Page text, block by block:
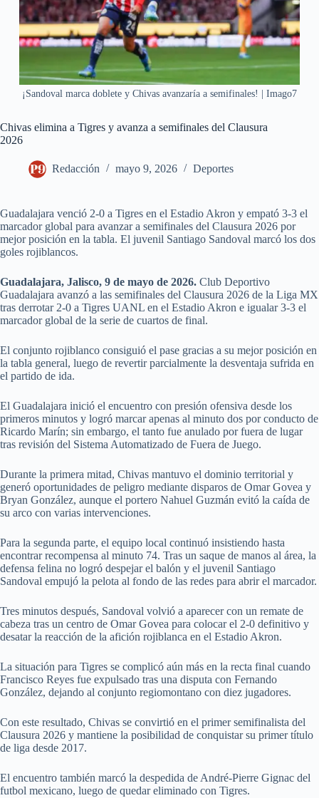
¡Sandoval marca doblete y Chivas avanzaría a semifinales! | Imago7
Chivas elimina a Tigres y avanza a semifinales del Clausura
2026
Redacción mayo 9, 2026 Deportes
Guadalajara venció 2-0 a Tigres en el Estadio Akron y empató 3-3 el
marcador global para avanzar a semifinales del Clausura 2026 por
mejor posición en la tabla. El juvenil Santiago Sandoval marcó los dos
goles rojiblancos.
Guadalajara, Jalisco, 9 de mayo de 2026. Club Deportivo
Guadalajara avanzó a las semifinales del Clausura 2026 de la Liga MX
tras derrotar 2-0 a Tigres UANL en el Estadio Akron e igualar 3-3 el
marcador global de la serie de cuartos de final.
El conjunto rojiblanco consiguió el pase gracias a su mejor posición en
la tabla general, luego de revertir parcialmente la desventaja sufrida en
el partido de ida.
El Guadalajara inició el encuentro con presión ofensiva desde los
primeros minutos y logró marcar apenas al minuto dos por conducto de
Ricardo Marín; sin embargo, el tanto fue anulado por fuera de lugar
tras revisión del Sistema Automatizado de Fuera de Juego.
Durante la primera mitad, Chivas mantuvo el dominio territorial y
generó oportunidades de peligro mediante disparos de Omar Govea y
Bryan González, aunque el portero Nahuel Guzmán evitó la caída de
su arco con varias intervenciones.
Para la segunda parte, el equipo local continuó insistiendo hasta
encontrar recompensa al minuto 74. Tras un saque de manos al área, la
defensa felina no logró despejar el balón y el juvenil Santiago
Sandoval empujó la pelota al fondo de las redes para abrir el marcador.
Tres minutos después, Sandoval volvió a aparecer con un remate de
cabeza tras un centro de Omar Govea para colocar el 2-0 definitivo y
desatar la reacción de la afición rojiblanca en el Estadio Akron.
La situación para Tigres se complicó aún más en la recta final cuando
Francisco Reyes fue expulsado tras una disputa con Fernando
González, dejando al conjunto regiomontano con diez jugadores.
Con este resultado, Chivas se convirtió en el primer semifinalista del
Clausura 2026 y mantiene la posibilidad de conquistar su primer título
de liga desde 2017.
El encuentro también marcó la despedida de André-Pierre Gignac del
futbol mexicano, luego de quedar eliminado con Tigres.